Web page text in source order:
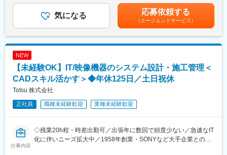
・年間休日128日／土日祝休み
・内勤中心の業務スタイル
作業から“管理・マネジメント側”へキャリアチェンジが可能です。
協力施工店の統括や品質管理を担うポジションとして、調整力・
マネジメント力を高めながら、市場価値の高いスキルを身につけ
■安定基盤
欠かせない分野を支えており、安定した事業基盤を確立していま
す。
▽顧客との打ち合わせ（営業同行）・営業とのコミュニケーショ
▽システムの系統立案
■導入事例
（1）不二家
「食品工場の敷地内に不審者を入れない」という観点から、ネッ
トワークカメラシステムや静脈認証による入退管理システムの導
（2）ファイザー
ボードルームを大型LED（138インチｘ２面分）を設置したハイ
万円 ※賞与、残業代など込み賃金はあくまでも目安
の金額であり、選考を通じて上下する可能性があります。月給(月
額)は固定手当を含めた表記です。
気になる 応募依頼する
（エージェントサービス）
NEW
【未経験OK】IT/映像機器のシステム設計・施工管理＜
CADスキル活かす＞◆年休125日／土日祝休
Totsu 株式会社
正社員 職種未経験歓迎 業種未経験歓迎
仕事内容
◇残業20h程・時差出勤可／出張年に数回で頻度少ない／急速なIT
化に伴いニーズ拡大中／1958年創業・SONYなど大手企業との取